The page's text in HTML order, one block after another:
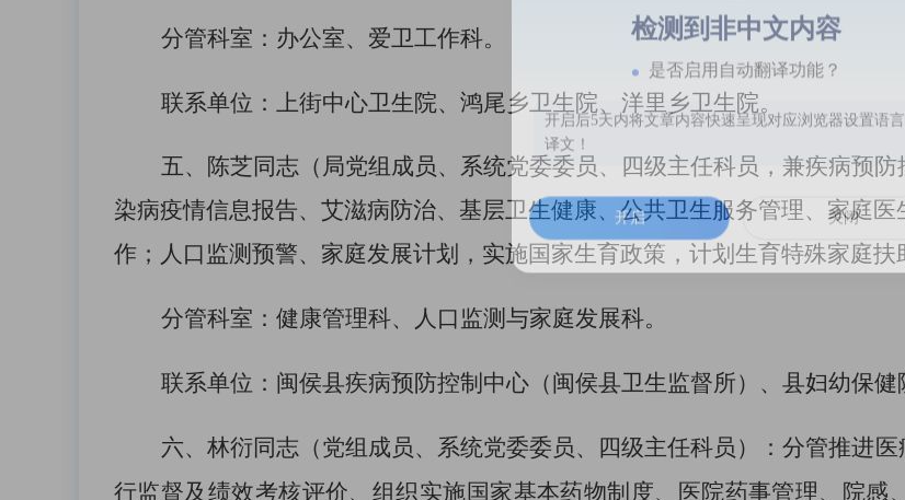
分管科室： 办公室、 爱卫工作科。
联系单位： 上街中心卫生院、鸿尾乡卫生院、洋里乡卫生院。
五、 陈芝同志 （ 局党组成员、系统党委委员、四级主任科员，兼疾病预防
染病疫情信息报告、艾滋病防治、基层卫生健康、公共卫生服务管理、家庭
作 ； 人口监测预警、家庭发展计划，实施国家生育政策，计划生育特殊家庭
分管科室：健康管理科、 人口监测与家庭发展科。
联系单位： 闽侯县疾病预防控制中心（闽侯县卫生监督所） 、县妇幼保健
六、 林衍同志 （党组成员、系统党委委员、四级主任科员 ）：分管推进医
行监督及绩效考核评价、组织实施国家基本药物制度、医院药事管理、院感
检测到非中文内容
是否启用自动翻译功能？
开启后5天内将文章内容快速呈现对应浏览器设置语
译文！
开启 关闭